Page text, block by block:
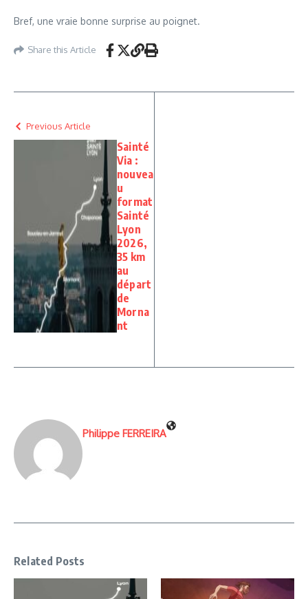
Bref, une vraie bonne surprise au poignet.
Share this Article
Previous Article
Sainté
Via :
nouvea
u
format
Sainté
Lyon
2026,
35 km
au
départ
de
Morna
nt
Philippe FERREIRA
Related Posts